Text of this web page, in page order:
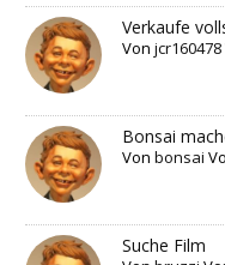
Verkaufe
Vonjcr160478
Bonsai
Vonbonsai
Suche Film